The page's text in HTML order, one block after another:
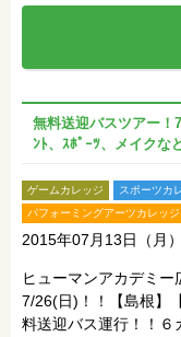
無料送迎バスツアー
ﾝﾄ、ｽﾎﾟｰﾂ、メイクな
ゲームカレッジ スポーツカ
パフォーミングアーツカレッジ
2015年07月13日（月）
ヒューマンアカデミー
7/26(日)！！【島根】
料送迎バス運行！！６